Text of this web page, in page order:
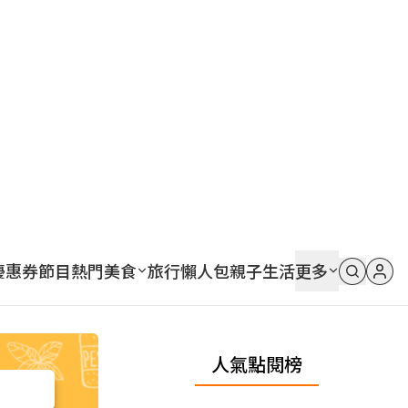
惠券節目熱門美食 旅行懶人包親子生活更多
人氣點閱榜